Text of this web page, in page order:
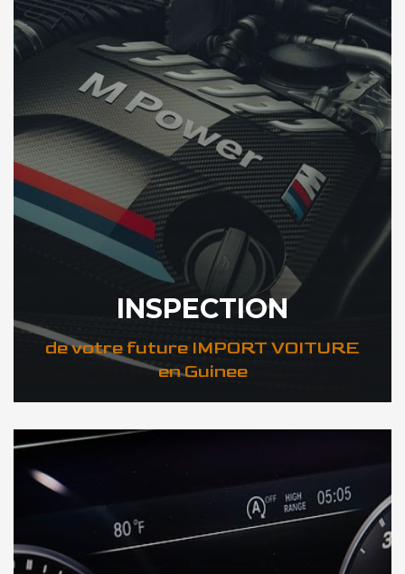
INSPECTION
de votre future IMPORT VOITURE
en Guinee
DÉCOUVREZ VOTRE INSPECTION AUTO en Guinee